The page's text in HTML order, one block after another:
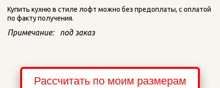
Купить кухню в стиле лофт можно без предоплаты, с оплатой
по факту получения.
Примечание:   под заказ
Рассчитать по моим размерам